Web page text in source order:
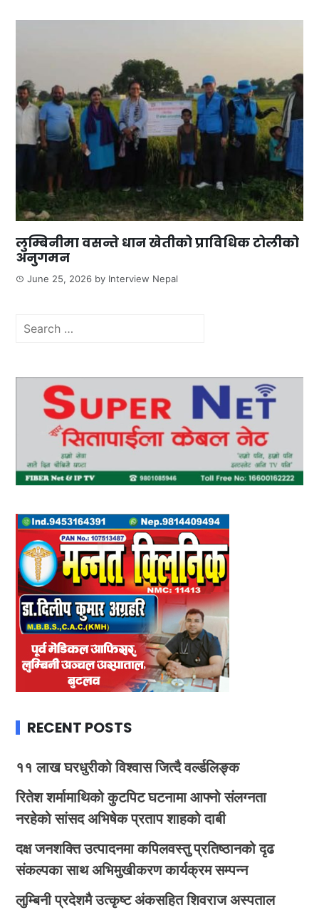
लुम्बिनीमा वसन्ते धान खेतीको प्राविधिक टोलीको
अनुगमन
June 25, 2026 by Interview Nepal
Search
RECENT POSTS
११ लाख घरधुरीको विश्वास जित्दै वर्ल्डलिङ्क
रितेश शर्मामाथिको कुटपिट घटनामा आफ्नो संलग्नता
नरहेको सांसद अभिषेक प्रताप शाहको दाबी
दक्ष जनशक्ति उत्पादनमा कपिलवस्तु प्रतिष्ठानको दृढ
संकल्पका साथ अभिमुखीकरण कार्यक्रम सम्पन्न
लुम्बिनी प्रदेशमै उत्कृष्ट अंकसहित शिवराज अस्पताल